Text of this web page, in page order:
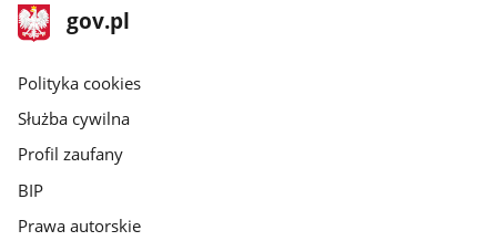
stopka
gov.pl
Strona
gov.pl
gov.pl
Polityka cookies
Służba cywilna
Profil zaufany
BIP
Prawa autorskie